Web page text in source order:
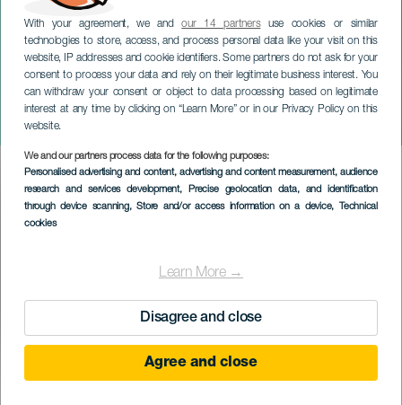
With your agreement, we andour 14 partnersuse cookies or similar
technologies to store, access, and process personal data like your visit on this
website, IP addresses and cookie identifiers. Some partners do not ask for your
consent to process your data and rely on their legitimate business interest. You
can withdraw your consent or object to data processing based on legitimate
interest at any time by clicking on “Learn More” or in our Privacy Policy on this
website.
We and our partners process data for the following purposes:
Personalised advertising and content, advertising and content measurement, audience
research and services development, Precise geolocation data, and identification
through device scanning, Store and/or access information on a device, Technical
cookies
Learn More →
Disagree and close
Agree and close
Valeria Castro na koncertě
TENERIFE
Imagen
Listado